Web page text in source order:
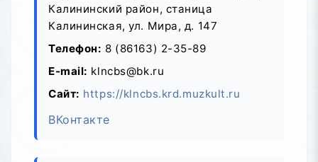
Калининский район, станица
Калининская, ул. Мира, д. 147
Телефон: 8 (86163) 2-35-89
E-mail: klncbs@bk.ru
Сайт: https://klncbs.krd.muzkult.ru
ВКонтакте